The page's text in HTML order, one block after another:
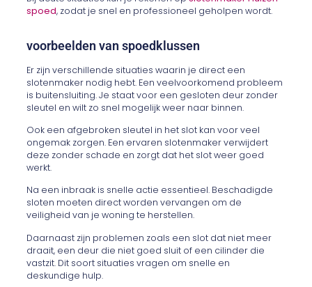
spoed, zodat je snel en professioneel geholpen wordt.
voorbeelden van spoedklussen
Er zijn verschillende situaties waarin je direct een
slotenmaker nodig hebt. Een veelvoorkomend probleem
is buitensluiting. Je staat voor een gesloten deur zonder
sleutel en wilt zo snel mogelijk weer naar binnen.
Ook een afgebroken sleutel in het slot kan voor veel
ongemak zorgen. Een ervaren slotenmaker verwijdert
deze zonder schade en zorgt dat het slot weer goed
werkt.
Na een inbraak is snelle actie essentieel. Beschadigde
sloten moeten direct worden vervangen om de
veiligheid van je woning te herstellen.
Daarnaast zijn problemen zoals een slot dat niet meer
draait, een deur die niet goed sluit of een cilinder die
vastzit. Dit soort situaties vragen om snelle en
deskundige hulp.